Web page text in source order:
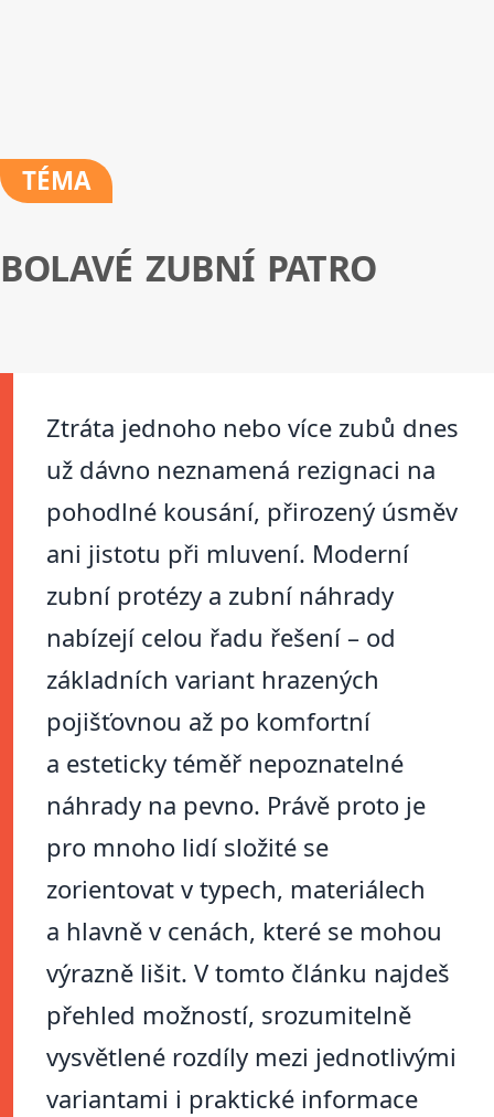
TÉMA
BOLAVÉ ZUBNÍ PATRO
Ztráta jednoho nebo více zubů dnes
už dávno neznamená rezignaci na
pohodlné kousání, přirozený úsměv
ani jistotu při mluvení. Moderní
zubní protézy a zubní náhrady
nabízejí celou řadu řešení – od
základních variant hrazených
pojišťovnou až po komfortní
a esteticky téměř nepoznatelné
náhrady na pevno. Právě proto je
pro mnoho lidí složité se
zorientovat v typech, materiálech
a hlavně v cenách, které se mohou
výrazně lišit. V tomto článku najdeš
přehled možností, srozumitelně
vysvětlené rozdíly mezi jednotlivými
variantami i praktické informace